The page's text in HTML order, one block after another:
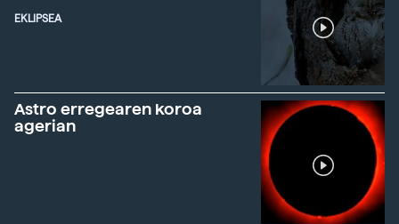
EKLIPSEA
Astro erregearen koroa
agerian